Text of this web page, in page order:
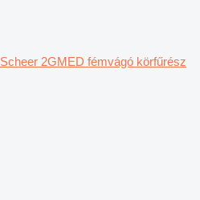
Scheer 2GMED fémvágó körfűrész